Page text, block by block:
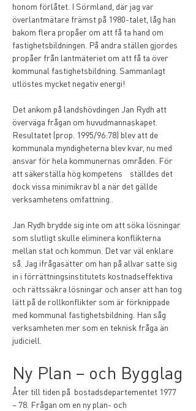
honom förlåtet. I Sörmland, där jag var
överlantmätare främst på 1980-talet, låg han
bakom flera propåer om att få ta hand om
fastighetsbildningen. På andra ställen gjordes
propåer från lantmäteriet om att få ta över
kommunal fastighetsbildning. Sammanlagt
utlöstes mycket negativ energi!
Det ankom på landshövdingen Jan Rydh att
överväga frågan om huvudmannaskapet.
Resultatet (prop. 1995/96:78) blev att de
kommunala myndigheterna blev kvar, nu med
ansvar för hela kommunernas områden. För
att säkerställa hög kompetens    ställdes det
dock vissa minimikrav bl a när det gällde
verksamhetens omfattning..
Jan Rydh brydde sig inte om att söka lösningar
som slutligt skulle eliminera konflikterna
mellan stat och kommun. Det var väl enklare
så. Jag ifrågasätter om han på allvar satte sig
in i förrättningsinstitutets kostnadseffektiva
och rättssäkra lösningar och anser att han tog
lätt på de rollkonflikter som är förknippade
med kommunal fastighetsbildning. Han såg
verksamheten mer som en teknisk fråga än
judiciell.
Ny Plan – och Bygglag
Åter till tiden på  bostadsdepartementet 1977
– 78. Frågan om en ny plan- och